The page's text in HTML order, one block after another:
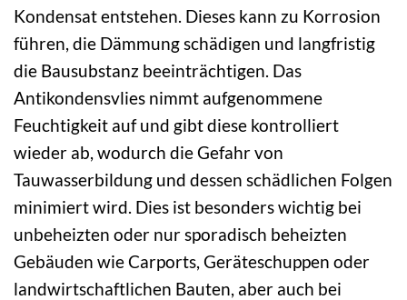
Kondensat entstehen. Dieses kann zu Korrosion
führen, die Dämmung schädigen und langfristig
die Bausubstanz beeinträchtigen. Das
Antikondensvlies nimmt aufgenommene
Feuchtigkeit auf und gibt diese kontrolliert
wieder ab, wodurch die Gefahr von
Tauwasserbildung und dessen schädlichen Folgen
minimiert wird. Dies ist besonders wichtig bei
unbeheizten oder nur sporadisch beheizten
Gebäuden wie Carports, Geräteschuppen oder
landwirtschaftlichen Bauten, aber auch bei